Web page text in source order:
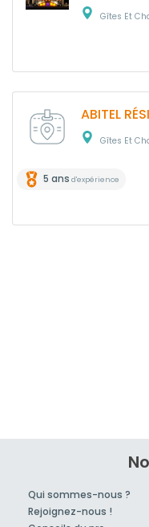
Gîtes Et
ABITEL
Gîtes Et
5 ans d'expérience
Qui sommes-nous ?
Rejoignez-nous !